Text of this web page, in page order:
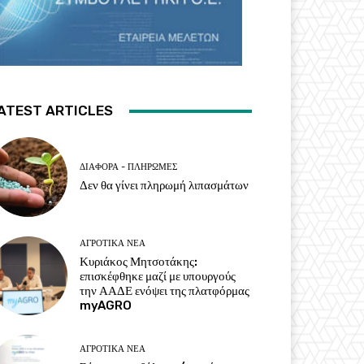
ARTICLES
ΔΙΆΦΟΡΑ - ΠΛΗΡΩΜΈΣ
Δεν θα γίνει πληρωμή λιπασμάτων
ΑΓΡΟΤΙΚΆ ΝΈΑ
Κυριάκος Μητσοτάκης:
επισκέφθηκε μαζί με υπουργούς
την ΑΑΔΕ ενόψει της πλατφόρμας
myAGRO
ΑΓΡΟΤΙΚΆ ΝΈΑ